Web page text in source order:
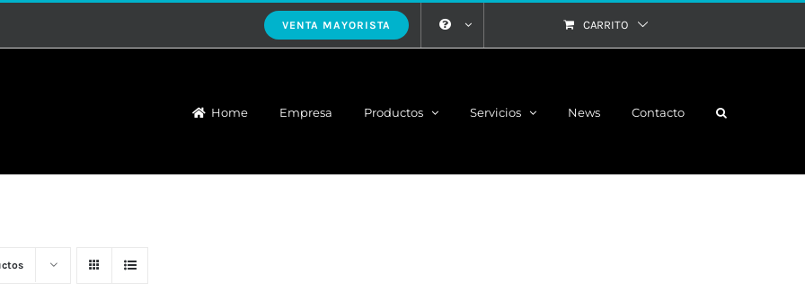
VENTA MAYORISTA CARRITO
Home Empresa Productos Servicios News Contacto